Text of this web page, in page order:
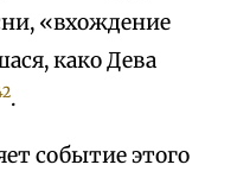
«вхождение
како Дева
.
событие этого